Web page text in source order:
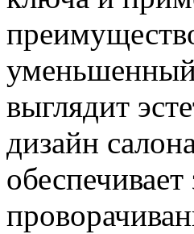
уменьшенный
выглядит
дизайн